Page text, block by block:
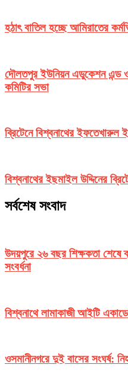
হঠাৎ বাতিল হচ্ছে আমিরাতের
দৌলতপুর ইউনিয়ন এডুকেশন এন্ড
কমিটির সভা
ব্রিটেনে বিশ্বনাথের ইফতেখারুল
বিশ্বনাথের ইছমাইল উদ্দিনের
সর্বশেষ সংবাদ
উদয়পুরে ২৬ বছর শিক্ষকতা শেষে
সংবর্ধনা
বিশ্বনাথে লামাকাজী আইটি
ওসমানীনগরে দুই বাসের সংঘর্ষ: